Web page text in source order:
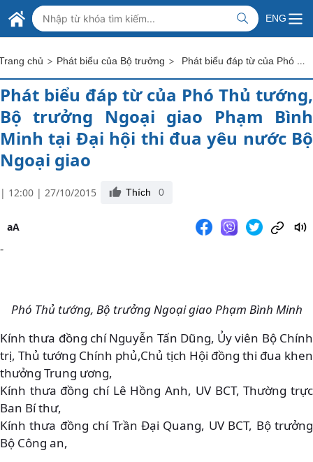
Skip to Main Content
BỘ NGOẠI GIAO VIỆT NAM
MINISTRY OF FOREIGN AFFAIRS
ENG
chủ > Phát biểu của Bộ trưởng > Phát biểu đáp từ của Phó Thủ tướng, Bộ trưởng Ngoại giao Phạm Bình Minh tại Đại hội thi đua yêu nước Bộ Ngoại giao
Phát biểu đáp từ của Phó Thủ tướng,
Bộ trưởng Ngoại giao Phạm Bình
Minh tại Đại hội thi đua yêu nước Bộ
Ngoại giao
| 12:00 | 27/10/2015 Thích 0
aA
-
Phó Thủ tướng, Bộ trưởng Ngoại giao Phạm Bình Minh
Kính thưa đồng chí Nguyễn Tấn Dũng, Ủy viên Bộ Chính
trị, Thủ tướng Chính phủ,Chủ tịch Hội đồng thi đua khen
thưởng Trung ương,
Kính thưa đồng chí Lê Hồng Anh, UV BCT, Thường trực
Ban Bí thư,
Kính thưa đồng chí Trần Đại Quang, UV BCT, Bộ trưởng
Bộ Công an,